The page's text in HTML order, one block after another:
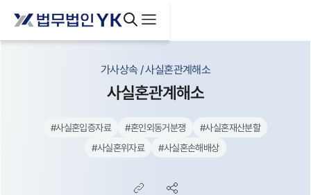
가사상속 / 사실혼관계해소
사실혼관계해소
#사실혼입증자료 #혼인외동거분쟁 #사실혼재산분할
#사실혼위자료 #사실혼손해배상